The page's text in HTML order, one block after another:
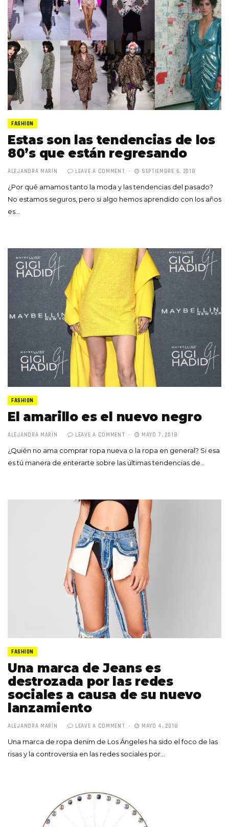
FASHION
Estas son las tendencias de los
80’s que están regresando
ALEJANDRA MARÍN LEAVE A COMMENT SEPTIEMBRE 6, 2018
¿Por qué amamos tanto la moda y las tendencias del pasado?
No estamos seguros, pero si algo hemos aprendido con los años
es…
FASHION
El amarillo es el nuevo negro
ALEJANDRA MARÍN LEAVE A COMMENT MAYO 7, 2018
¿Quién no ama comprar ropa nueva o la ropa en general? Si esa
es tú manera de enterarte sobre las últimas tendencias de…
FASHION
Una marca de Jeans es
destrozada por las redes
sociales a causa de su nuevo
lanzamiento
ALEJANDRA MARÍN LEAVE A COMMENT MAYO 4, 2018
Una marca de ropa denim de Los Ángeles ha sido el foco de las
risas y la controversia en las redes sociales por…